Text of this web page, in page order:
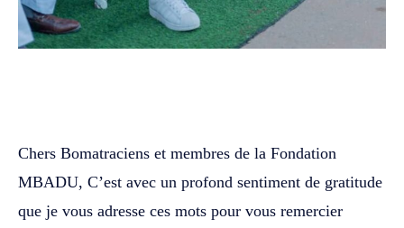
Chers Bomatraciens et membres de la Fondation
MBADU, C’est avec un profond sentiment de gratitude
que je vous adresse ces mots pour vous remercier